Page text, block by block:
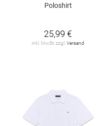
Poloshirt
25,99 €
inkl. MwSt. zzgl.Versand